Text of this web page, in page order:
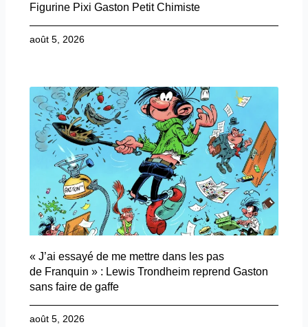
Figurine Pixi Gaston Petit Chimiste
août 5, 2026
« J’ai essayé de me mettre dans les pas
de Franquin » : Lewis Trondheim reprend Gaston
sans faire de gaffe
août 5, 2026